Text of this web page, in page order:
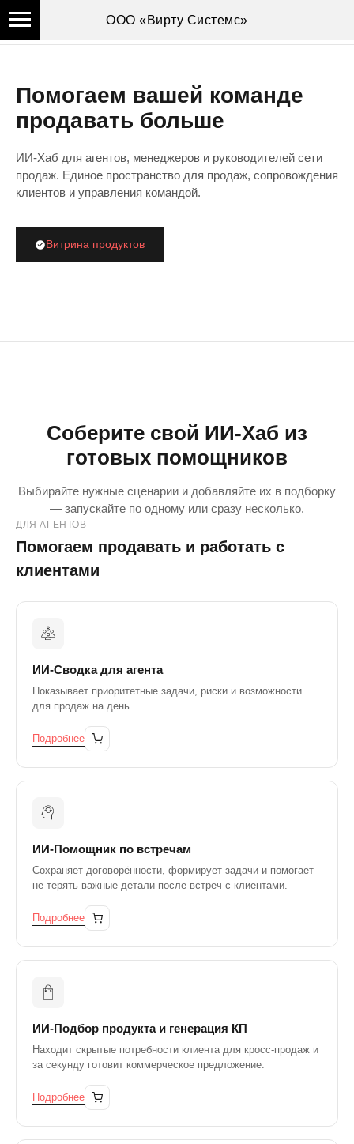
ООО «Вирту Системс»
НЕВО АЙ
Помогаем вашей команде
продавать больше
ИИ-Хаб для агентов, менеджеров и руководителей сети
продаж. Единое пространство для продаж, сопровождения
клиентов и управления командой.
Витрина продуктов
Нагрузка на менеджеров
Соберите свой ИИ-Хаб из
готовых помощников
Выбирайте нужные сценарии и добавляйте их в подборку
— запускайте по одному или сразу несколько.
ДЛЯ АГЕНТОВ
Помогаем продавать и работать с
клиентами
ИИ-Сводка для агента
Показывает приоритетные задачи, риски и возможности
для продаж на день.
Подробнее
ИИ-Помощник по встречам
Сохраняет договорённости, формирует задачи и помогает
не терять важные детали после встреч с клиентами.
Подробнее
ИИ-Подбор продукта и генерация КП
Находит скрытые потребности клиента для кросс-продаж и
за секунду готовит коммерческое предложение.
Подробнее